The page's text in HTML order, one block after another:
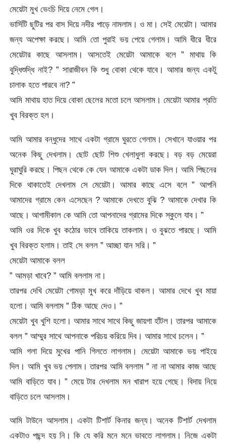
মেয়েটা মুখ ভেংচি দিয়ে নেমে গেল।
ভার্সিটি ছুটির পর বাস দিয়ে নদীর পাড়ে নামলাম। ও মা। সেই মেয়েটা। আমার
জন্য অপেক্ষা করছে। আমি তো পুরাই ভয় পেয়ে গেলাম। আমি ধীরে ধীরে
মেয়েটার কাছে আসলাম। আসতেই মেয়েটা আমাকে বলে ” মাথায় কি
বুদ্ধিশুদ্ধি নাই? ” সারাজীবন কি শুধু বোকা থেকে যাবে। আমার জন্য একটু
চালাক হতে পারবে না? ”
আমি মাথায় হাত দিয়ে বোকা ছেলের মতো চলে আসলাম। মেয়েটা আমার প্রতি
খুব বিরক্ত হল।
আমি আমার বন্ধুদের সাথে একটা গ্রামে ঘুরতে গেলাম। সেখানে যাওয়ার পর
অনেক কিছু দেখলাম। ছোট ছোট শিশু খেলাধুলা করছে। বড় বড় মেয়েরা
ঘুরাঘুরি করছে। পিছন থেকে কে যেন আমাকে একটা ডাক দিল। আমি পিছনের
দিকে থাকাতেই দেখলাম সে মেয়েটা। আমার কাছে এসে বলে ” আপনি
আমাদের গ্রামে কেন এসেছেন ? আমাকে দেখতে বুঝি ? আমাকে দেখার কি
আছে। আগামীকাল কে আমি তো আপনাদের গ্রামের দিকে স্কুলে যাব। ”
আমি ওর দিকে খুব কঠোর ভাবে তাকিয়ে তাকলাম। ও বুঝতে পারছে। আমি
খুব বিরক্ত হলাম। তাই সে বলল ” আচ্ছা যান সরি। ”
মেয়েটা আমাকে বলল
” আমড়া খাবে? ” আমি বললাম না।
তারপর দেখি মেয়েটা গোমড়া মুখ করে দাঁড়িয়ে থাকল। আমার দেখে খুব মায়া
হলো। আমি বললাম ” ঠিক আছে দেও। ”
মেয়েটা খুব খুশি হলো। আমার সাথে সাথে কিছু জায়গা হাঁটল। তারপর আমাকে
বলল ” আম্মুর সাথে আপনাকে পরিচয় করিয়ে দিব। আমার সাথে চলেন। ”
আমি গলা দিয়ে মুখের পানি গিলতে লাগলাম। মেয়েটা আমাকে ভয় পাইয়ে
দিল। আমি খুব ভয় পেলাম। তারপর আমি বললাম ” না না আমার কাজ আছে
আমি বাড়িতে যাব। ” মেয়ে টার দেখলাম মন খারাপ হয়ে গেছে। বিদায় নিয়ে
বাড়িতে চলে আসলাম।
আমি টাউনে আসলাম। একটা টিশার্ট কিনার জন্য। অনেক টিশার্ট দেখলাম
একটাও পছন্দ হয় নি। কি যে করি মনে মনে ভাবতে লাগলাম। নিজে একটা